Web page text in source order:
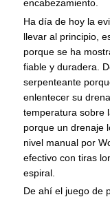
encabezamiento.
Ha día de hoy la
llevar al principio,
porque se ha
fiable y duradera.
serpenteante
enlentecer su
temperatura sobre
porque un drenaje
nivel manual por
efectivo con tiras
espiral.
De ahí el juego de